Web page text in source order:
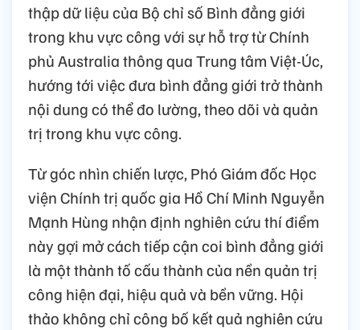
thập dữ liệu của Bộ chỉ số Bình đẳng giới
trong khu vực công với sự hỗ trợ từ Chính
phủ Australia thông qua Trung tâm Việt-Úc,
hướng tới việc đưa bình đẳng giới trở thành
nội dung có thể đo lường, theo dõi và quản
trị trong khu vực công.
Từ góc nhìn chiến lược, Phó Giám đốc Học
viện Chính trị quốc gia Hồ Chí Minh Nguyễn
Mạnh Hùng nhận định nghiên cứu thí điểm
này gợi mở cách tiếp cận coi bình đẳng giới
là một thành tố cấu thành của nền quản trị
công hiện đại, hiệu quả và bền vững. Hội
thảo không chỉ công bố kết quả nghiên cứu